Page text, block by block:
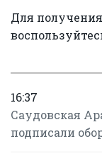
Для
16:37
Саудовская
подписали